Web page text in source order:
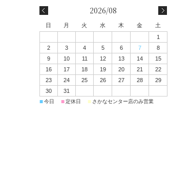
2026/08
日 月 火 水 木 金
土
1
2
3 4 5 6 7
8
9
10 11 12 13 14
15
16
17 18 19 20 21
22
23
24 25 26 27 28
29
30
31
■今日 ■定休日 ■ さかなセンター店のみ営業